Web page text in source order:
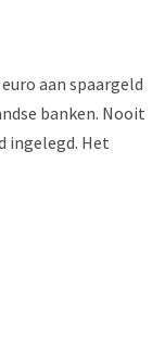
aan spaargeld
banken. Nooit
ingelegd. Het